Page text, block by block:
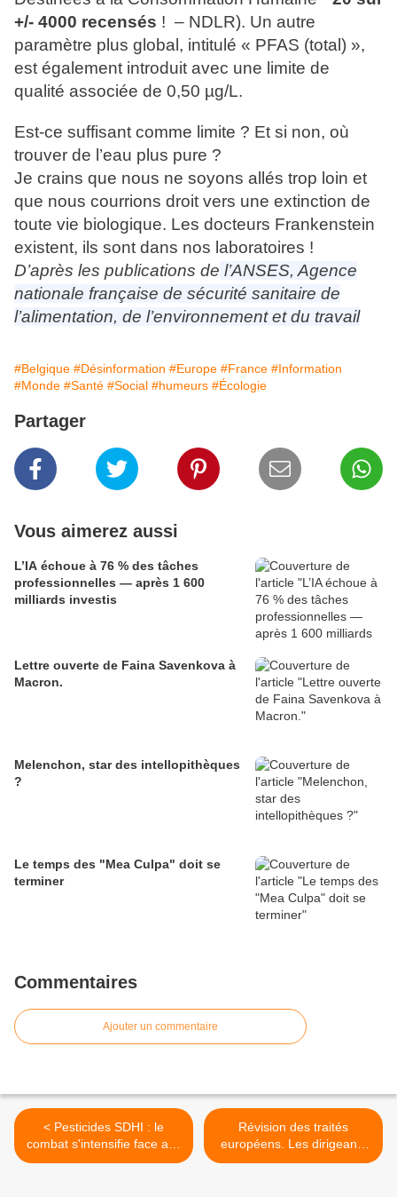
+/- 4000 recensés ! – NDLR). Un autre
paramètre plus global, intitulé « PFAS (total) »,
est également introduit avec une limite de
qualité associée de 0,50 µg/L.
Est-ce suffisant comme limite ? Et si non, où
trouver de l’eau plus pure ?
Je crains que nous ne soyons allés trop loin et
que nous courrions droit vers une extinction de
toute vie biologique. Les docteurs Frankenstein
existent, ils sont dans nos laboratoires !
D’après les publications de l’ANSES, Agence
nationale française de sécurité sanitaire de
l’alimentation, de l’environnement et du travail
#Belgique #Désinformation #Europe #France #Information
#Monde #Santé #Social #humeurs #Écologie
Partager
Vous aimerez aussi
L’IA échoue à 76 % des tâches
professionnelles — après 1 600
milliards investis
Lettre ouverte de Faina Savenkova à
Macron.
Melenchon, star des intellopithèques
?
Le temps des "Mea Culpa" doit se
terminer
Commentaires
Ajouter un commentaire
< Pesticides SDHI : le
combat s'intensifie face aux
firmes agrochimiques !
Révision des traités
européens. Les dirigeants
de l’Union Européenne